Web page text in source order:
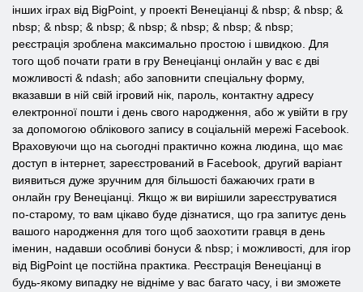
інших іграх від BigPoint, у проекті Венеціанці & nbsp; & nbsp; &
nbsp; & nbsp; & nbsp; & nbsp; & nbsp; & nbsp; & nbsp;
реєстрація зроблена максимально простою і швидкою. Для
того щоб почати грати в гру Венеціанці онлайн у вас є дві
можливості & ndash; або заповнити спеціальну форму,
вказавши в ній свій ігровий нік, пароль, контактну адресу
електронної пошти і день свого народження, або ж увійти в гру
за допомогою облікового запису в соціальній мережі Facebook.
Враховуючи що на сьогодні практично кожна людина, що має
доступ в інтернет, зареєстрований в Facebook, другий варіант
виявиться дуже зручним для більшості бажаючих грати в
онлайн гру Венеціанці. Якщо ж ви вирішили зареєструватися
по-старому, то вам цікаво буде дізнатися, що гра запитує день
вашого народження для того щоб заохотити гравця в день
іменин, надавши особливі бонуси & nbsp; і можливості, для ігор
від BigPoint це постійна практика. Реєстрація Венеціанці в
будь-якому випадку не відніме у вас багато часу, і ви зможете